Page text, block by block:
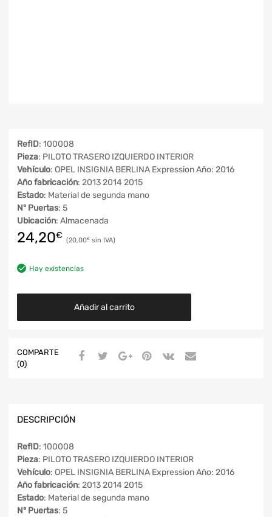
RefID: 100008
Pieza: PILOTO TRASERO IZQUIERDO INTERIOR
Vehículo: OPEL INSIGNIA BERLINA Expression Año: 2016
Año fabricación: 2013 2014 2015
Estado: Material de segunda mano
Nº Puertas: 5
Ubicación: Almacenada
24,20€ 20,00€
Hay existencias
Añadir al carrito
COMPARTE
(0)
DESCRIPCIÓN
RefID: 100008
Pieza: PILOTO TRASERO IZQUIERDO INTERIOR
Vehículo: OPEL INSIGNIA BERLINA Expression Año: 2016
Año fabricación: 2013 2014 2015
Estado: Material de segunda mano
Nº Puertas: 5